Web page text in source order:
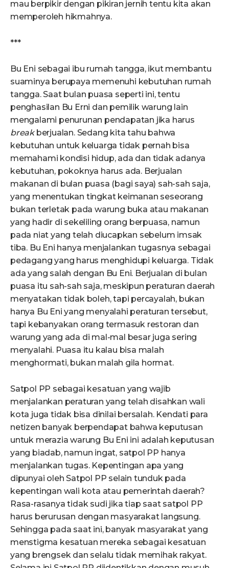
mau berpikir dengan pikiran jernih tentu kita akan
memperoleh hikmahnya.
***
Bu Eni sebagai ibu rumah tangga, ikut membantu
suaminya berupaya memenuhi kebutuhan rumah
tangga. Saat bulan puasa seperti ini, tentu
penghasilan Bu Erni dan pemilik warung lain
mengalami penurunan pendapatan jika harus
breakberjualan. Sedang kita tahu bahwa
kebutuhan untuk keluarga tidak pernah bisa
memahami kondisi hidup, ada dan tidak adanya
kebutuhan, pokoknya harus ada. Berjualan
makanan di bulan puasa (bagi saya) sah-sah saja,
yang menentukan tingkat keimanan seseorang
bukan terletak pada warung buka atau makanan
yang hadir di sekeliling orang berpuasa, namun
pada niat yang telah diucapkan sebelum imsak
tiba. Bu Eni hanya menjalankan tugasnya sebagai
pedagang yang harus menghidupi keluarga. Tidak
ada yang salah dengan Bu Eni. Berjualan di bulan
puasa itu sah-sah saja, meskipun peraturan daerah
menyatakan tidak boleh, tapi percayalah, bukan
hanya Bu Eni yang menyalahi peraturan tersebut,
tapi kebanyakan orang termasuk restoran dan
warung yang ada di mal-mal besar juga sering
menyalahi. Puasa itu kalau bisa malah
menghormati, bukan malah gila hormat.
Satpol PP sebagai kesatuan yang wajib
menjalankan peraturan yang telah disahkan wali
kota juga tidak bisa dinilai bersalah. Kendati para
netizen banyak berpendapat bahwa keputusan
untuk merazia warung Bu Eni ini adalah keputusan
yang biadab, namun ingat, satpol PP hanya
menjalankan tugas. Kepentingan apa yang
dipunyai oleh Satpol PP selain tunduk pada
kepentingan wali kota atau pemerintah daerah?
Rasa-rasanya tidak sudi jika tiap saat satpol PP
harus berurusan dengan masyarakat langsung.
Sehingga pada saat ini, banyak masyarakat yang
menstigma kesatuan mereka sebagai kesatuan
yang brengsek dan selalu tidak memihak rakyat.